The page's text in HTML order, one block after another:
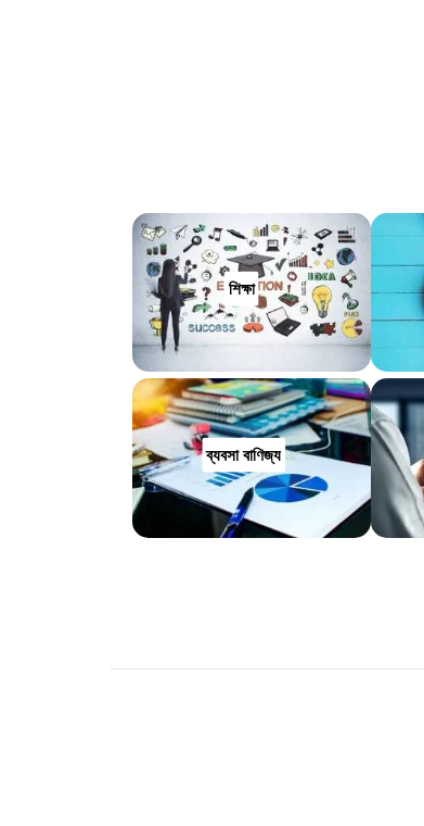
শিক্ষা
ব্যবসা বাণিজ্য